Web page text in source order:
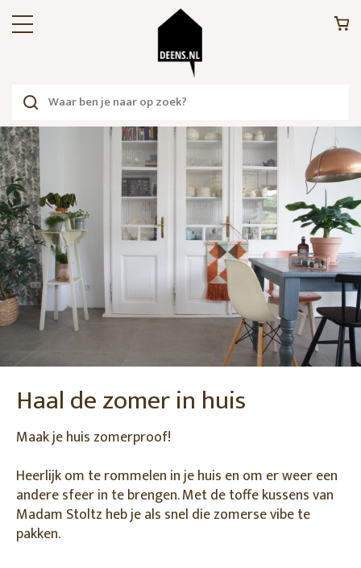
Haal de zomer in huis
Maak je huis zomerproof!
Heerlijk om te rommelen in je huis en om er weer een
andere sfeer in te brengen. Met de toffe kussens van
Madam Stoltz heb je als snel die zomerse vibe te
pakken.